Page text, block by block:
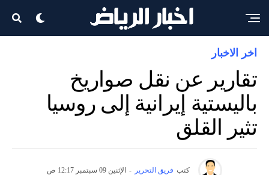
اخر الاخبار
تقارير عن نقل صواريخ
باليستية إيرانية إلى روسيا
تثير القلق
كتب فريق التحرير - الإثنين 09 سبتمبر 12:17 ص